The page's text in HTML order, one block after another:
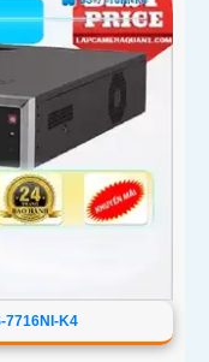
7716NI-K4